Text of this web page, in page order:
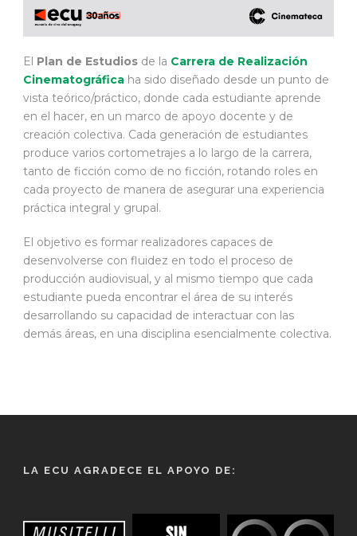
El Plan de Estudios de la Carrera de Realización
Cinematográfica ha sido diseñado desde un punto de
vista teórico/práctico, donde cada estudiante aprende
en el hacer, en un marco de apoyo docente y de
creación colectiva. Cada generación de estudiantes
produce varios cortometrajes a lo largo de la carrera,
tanto de ficción como de no ficción, rotando roles en
cada proyecto de manera de asegurar una experiencia
práctica integral y grupal.
El objetivo es formar realizadores capaces de
desenvolverse con fluidez en todo el proceso de
producción audiovisual, y al mismo tiempo que cada
estudiante pueda encontrar el área de su interés
desarrollando su capacidad de interactuar con las
demás áreas, en una disciplina esencialmente colectiva.
LA ECU AGRADECE EL APOYO DE: